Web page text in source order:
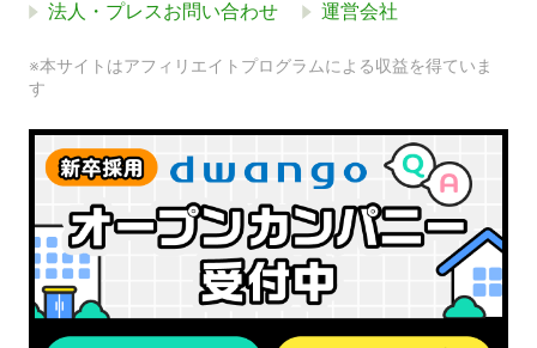
法人・プレスお問い合わせ 運営会社
※本サイトはアフィリエイトプログラムによる収益を得ていま
す